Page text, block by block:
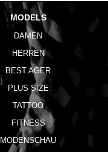
MODELS
DAMEN
HERREN
BEST AGER
PLUS SIZE
TATTOO
FITNESS
MODENSCHAU